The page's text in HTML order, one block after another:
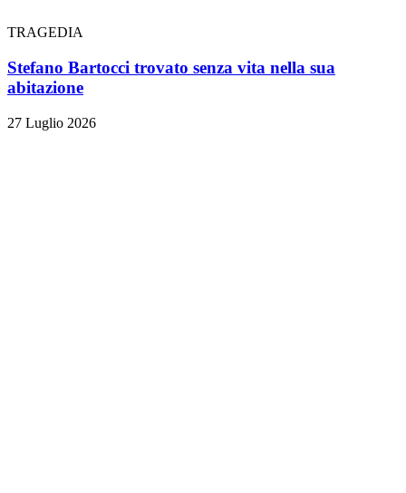
TRAGEDIA
Stefano Bartocci trovato senza vita nella sua
abitazione
27 Luglio 2026